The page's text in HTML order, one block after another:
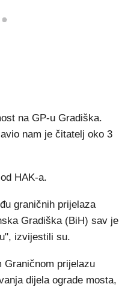
na GP-u Gradiška.
nam je čitatelj oko 3
HAK-a.
graničnih prijelaza
Gradiška (BiH) sav je
izvijestili su.
Graničnom prijelazu
dijela ograde mosta,